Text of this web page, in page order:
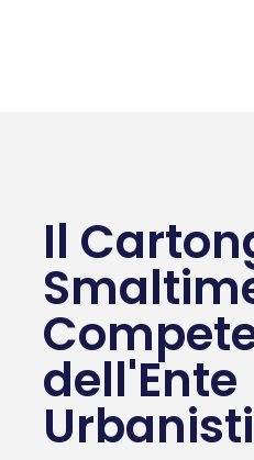
Il
dell'Ente